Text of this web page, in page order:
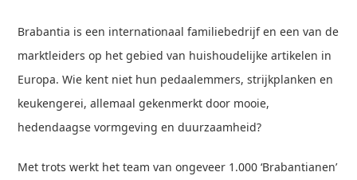
Brabantia is een internationaal familiebedrijf en een van de
marktleiders op het gebied van huishoudelijke artikelen in
Europa. Wie kent niet hun pedaalemmers, strijkplanken en
keukengerei, allemaal gekenmerkt door mooie,
hedendaagse vormgeving en duurzaamheid?
Met trots werkt het team van ongeveer 1.000 ‘Brabantianen’